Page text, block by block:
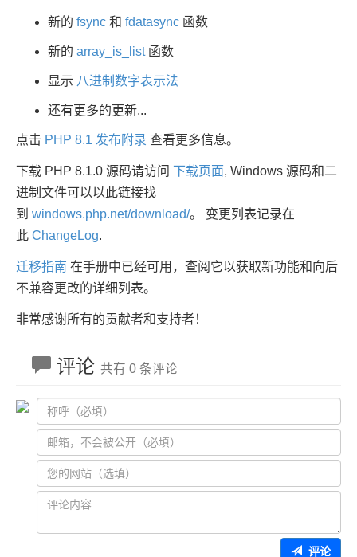
新的 fsync 和 fdatasync 函数
新的 array_is_list函数
显示 八进制数字表示法
还有更多的更新...
点击 PHP 8.1 发布附录 查看更多信息。
下载 PHP 8.1.0 源码请访问 下载页面, Windows 源码和二
进制文件可以以此链接找
到 windows.php.net/download/。 变更列表记录在
此 ChangeLog.
迁移指南 在手册中已经可用，查阅它以获取新功能和向后
不兼容更改的详细列表。
非常感谢所有的贡献者和支持者！
评论 共有 0 条评论
评论